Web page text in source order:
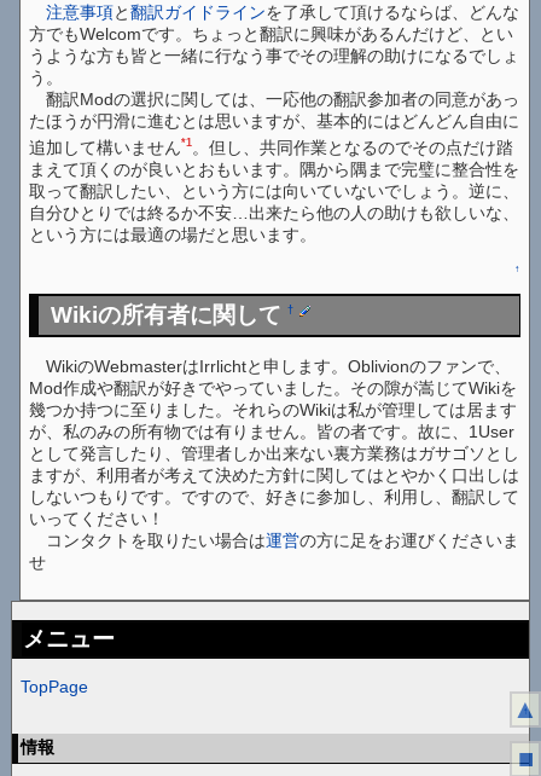
注意事項と翻訳ガイドラインを了承して頂けるならば、どんな
方でもWelcomです。ちょっと翻訳に興味があるんだけど、とい
うような方も皆と一緒に行なう事でその理解の助けになるでしょ
う。
翻訳Modの選択に関しては、一応他の翻訳参加者の同意があっ
たほうが円滑に進むとは思いますが、基本的にはどんどん自由に
追加して構いません*1 。但し、共同作業となるのでその点だけ踏
まえて頂くのが良いとおもいます。隅から隅まで完璧に整合性を
取って翻訳したい、という方には向いていないでしょう。逆に、
自分ひとりでは終るか不安…出来たら他の人の助けも欲しいな、
という方には最適の場だと思います。
↑
Wikiの所有者に関して†
WikiのWebmasterはIrrlichtと申します。Oblivionのファンで、
Mod作成や翻訳が好きでやっていました。その隙が嵩じてWikiを
幾つか持つに至りました。それらのWikiは私が管理しては居ます
が、私のみの所有物では有りません。皆の者です。故に、1User
として発言したり、管理者しか出来ない裏方業務はガサゴソとし
ますが、利用者が考えて決めた方針に関してはとやかく口出しは
しないつもりです。ですので、好きに参加し、利用し、翻訳して
いってください！
コンタクトを取りたい場合は運営の方に足をお運びくださいま
せ
メニュー
TopPage
↑
情報
▲
■